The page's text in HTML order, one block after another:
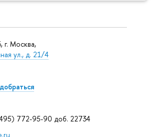
г. Москва,
ул., д. 21/4
772-95-90 доб. 22734